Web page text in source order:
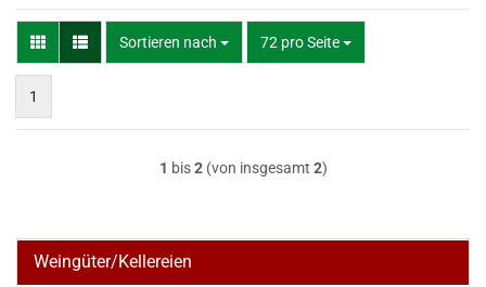
Sortieren nach
Sortieren nach 72 pro Seite
pro Seite
1
1 bis2(von insgesamt 2)
Weingüter/Kellereien